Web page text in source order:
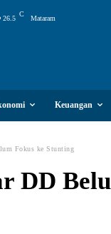
26.5
C
Mataram
Keuangan
Fokus ke Stunting
DD